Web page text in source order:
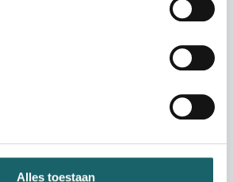
Alles toestaan
stretch